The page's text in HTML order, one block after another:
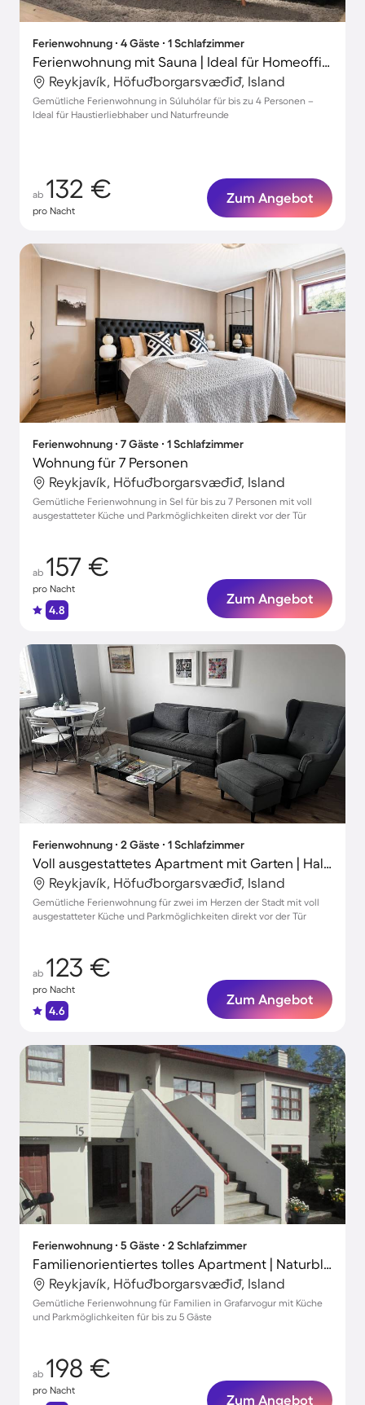
Ferienwohnung ∙ 4 Gäste ∙ 1 Schlafzimmer
Ferienwohnung mit Sauna | Ideal für Homeoffice | Haustierfreundlich
Reykjavík, Höfuðborgarsvæðið, Island
Gemütliche Ferienwohnung in Súluhólar für bis zu 4 Personen –
Ideal für Haustierliebhaber und Naturfreunde
ab 132 €
pro Nacht
Zum Angebot
Ferienwohnung ∙ 7 Gäste ∙ 1 Schlafzimmer
Wohnung für 7 Personen
Reykjavík, Höfuðborgarsvæðið, Island
Gemütliche Ferienwohnung in Sel für bis zu 7 Personen mit voll
ausgestatteter Küche und Parkmöglichkeiten direkt vor der Tür
ab 157 €
pro Nacht
4.8
Zum Angebot
Ferienwohnung ∙ 2 Gäste ∙ 1 Schlafzimmer
Voll ausgestattetes Apartment mit Garten | Hallgrímskirkja in der Nähe
Reykjavík, Höfuðborgarsvæðið, Island
Gemütliche Ferienwohnung für zwei im Herzen der Stadt mit voll
ausgestatteter Küche und Parkmöglichkeiten direkt vor der Tür
ab 123 €
pro Nacht
4.6
Zum Angebot
Ferienwohnung ∙ 5 Gäste ∙ 2 Schlafzimmer
Familienorientiertes tolles Apartment | Naturblick | Ideal für Homeoffice
Reykjavík, Höfuðborgarsvæðið, Island
Gemütliche Ferienwohnung für Familien in Grafarvogur mit Küche
und Parkmöglichkeiten für bis zu 5 Gäste
ab 198 €
pro Nacht
Zum Angebot